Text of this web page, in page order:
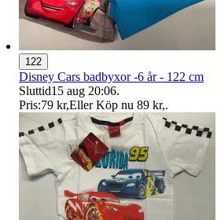
122
Disney Cars badbyxor -6 år - 122 cm
Sluttid15 aug 20:06.
Pris:79 kr,Eller Köp nu 89 kr,.